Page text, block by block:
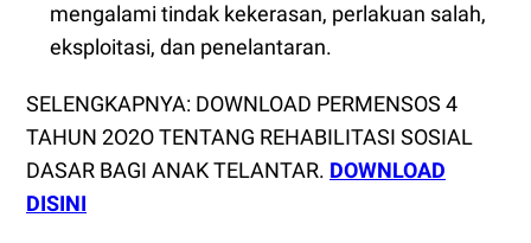
mengalami tindak kekerasan, perlakuan salah,
eksploitasi, dan penelantaran.
SELENGKAPNYA: DOWNLOAD PERMENSOS 4
TAHUN 2O2O TENTANG REHABILITASI SOSIAL
DASAR BAGI ANAK TELANTAR. DOWNLOAD
DISINI